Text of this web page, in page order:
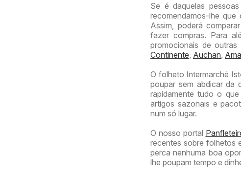
Se é daquelas
recomendamos-lhe
Assim, poderá
fazer compras. Para
promocionais de
Continente Auchan
O folheto Intermarché
poupar sem abdicar da
rapidamente tudo o
artigos sazonais e
num só lugar.
O nosso portal
recentes sobre folhetos
perca nenhuma boa
lhe poupam tempo e